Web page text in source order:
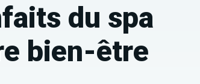
du spa
bien-être